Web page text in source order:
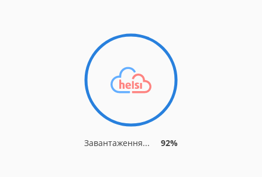
Завантаження... 92%